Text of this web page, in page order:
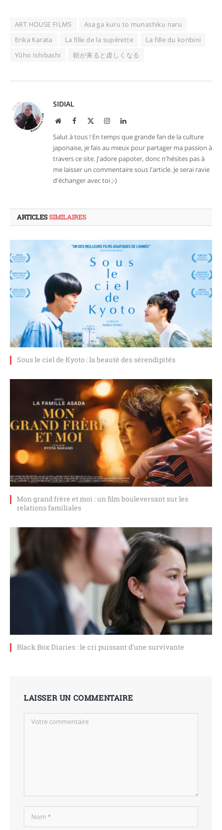
ART HOUSE FILMS
Asa ga kuru to munashiku naru
Erika Karata
La fille de la supérette
La fille du konbini
Yûho Ishibashi
朝が来ると虚しくなる
SIDIAL
Site
Facebook InstagramLinkedIn
Salut à tous ! En temps que grande fan de la culture
japonaise, je fais au mieux pour partager ma passion à
travers ce site. J'adore papoter, donc n'hésites pas à
me laisser un commentaire sous l'article. Je serai ravie
d'échanger avec toi ;-)
ARTICLESSIMILAIRES
Sous le ciel de Kyoto : la beauté des sérendipités
Mon grand frère et moi : un film bouleversant sur les
relations familiales
Black Box Diaries : le cri puissant d’une survivante
LAISSER UN COMMENTAIRE